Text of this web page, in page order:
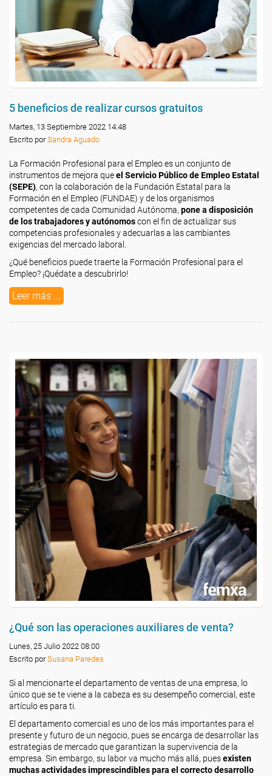
5 beneficios de realizar cursos gratuitos
Martes, 13 Septiembre 2022 14:48
Escrito porSandra Aguado
La Formación Profesional para el Empleo es un conjunto de
instrumentos de mejora queel Servicio Público de Empleo Estatal
(SEPE), con la colaboración de la Fundación Estatal para la
Formación en el Empleo (FUNDAE) y de los organismos
competentes de cada Comunidad Autónoma, pone a disposición
de los trabajadores y autónomoscon el fin de actualizar sus
competencias profesionales y adecuarlas a las cambiantes
exigencias del mercado laboral.
¿Qué beneficios puede traerte la Formación Profesional para el
Empleo? ¡Quédate a descubrirlo!
Leer más ...
¿Qué son las operaciones auxiliares de venta?
Lunes, 25 Julio 2022 08:00
Escrito porSusana Paredes
Si al mencionarte el departamento de ventas de una empresa, lo
único que se te viene a la cabeza es su desempeño comercial, este
artículo es para ti.
El departamento comercial es uno de los más importantes para el
presente y futuro de un negocio, pues se encarga de desarrollar las
estrategias de mercado que garantizan la supervivencia de la
empresa. Sin embargo, su labor va mucho más allá, puesexisten
muchas actividades imprescindibles para el correcto desarrollo